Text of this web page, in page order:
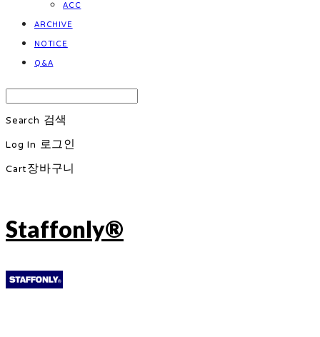
ACC
ARCHIVE
NOTICE
Q&A
Search 검색
Log In 로그인
Cart장바구니
Staffonly®